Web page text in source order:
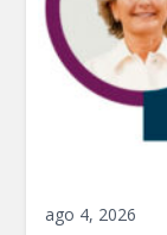
ago 4, 2026